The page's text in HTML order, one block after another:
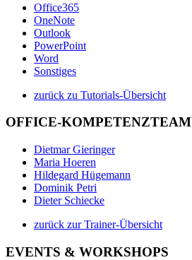
Office365
OneNote
Outlook
PowerPoint
Word
Sonstiges
zurück zu Tutorials-Übersicht
OFFICE-KOMPETENZTEAM
Dietmar Gieringer
Maria Hoeren
Hildegard Hügemann
Dominik Petri
Dieter Schiecke
zurück zur Trainer-Übersicht
EVENTS & WORKSHOPS